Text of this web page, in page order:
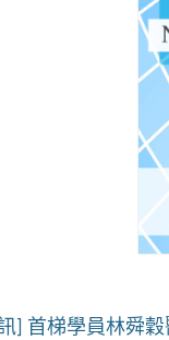
] 首梯學員林舜